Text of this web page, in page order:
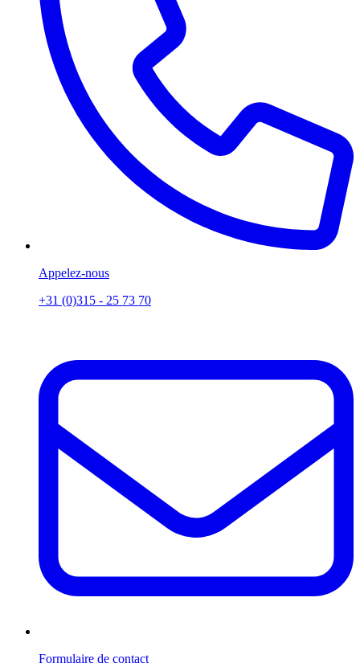
Appelez-nous
+31 (0)315 - 25 73 70
Formulaire de contact